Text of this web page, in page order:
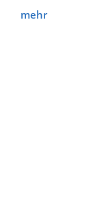
mehr